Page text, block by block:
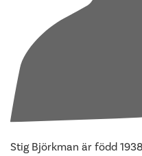
Stig Björkman är född